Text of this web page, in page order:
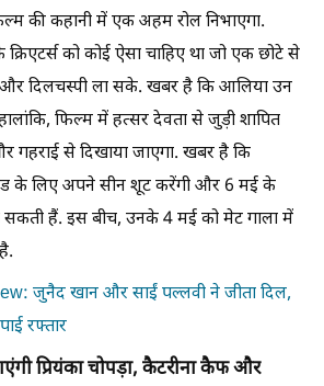
की कहानी में एक अहम रोल निभाएगा.
को कोई ऐसा चाहिए था जो एक छोटे से
दिलचस्पी ला सके. खबर है कि आलिया उन
फिल्म में हत्सर देवता से जुड़ी शापित
गहराई से दिखाया जाएगा. खबर है कि
के लिए अपने सीन शूट करेंगी और 6 मई के
सकती हैं. इस बीच, उनके 4 मई को मेट गाला में
जुनैद खान और साईं पल्लवी ने जीता दिल,
रफ्तार
प्रियंका चोपड़ा, कैटरीना कैफ और